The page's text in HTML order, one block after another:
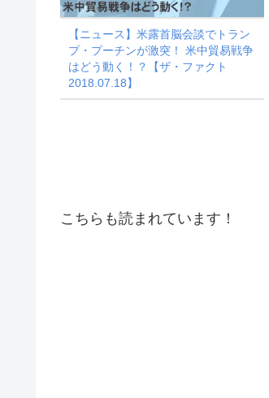
【ニュース】米露首脳会談でトラン
プ・プーチンが激突！ 米中貿易戦争
はどう動く！？【ザ・ファクト
2018.07.18】
こちらも読まれています！